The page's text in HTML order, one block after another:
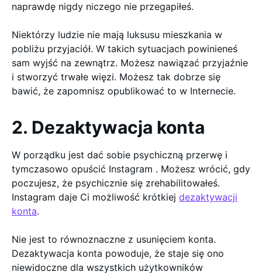
naprawdę nigdy niczego nie przegapiłeś.
Niektórzy ludzie nie mają luksusu mieszkania w
pobliżu przyjaciół. W takich sytuacjach powinieneś
sam wyjść na zewnątrz. Możesz nawiązać przyjaźnie
i stworzyć trwałe więzi. Możesz tak dobrze się
bawić, że zapomnisz opublikować to w Internecie.
2. Dezaktywacja konta
W porządku jest dać sobie psychiczną przerwę i
tymczasowo opuścić Instagram . Możesz wrócić, gdy
poczujesz, że psychicznie się zrehabilitowałeś.
Instagram daje Ci możliwość krótkiej dezaktywacji
konta.
Nie jest to równoznaczne z usunięciem konta.
Dezaktywacja konta powoduje, że staje się ono
niewidoczne dla wszystkich użytkowników